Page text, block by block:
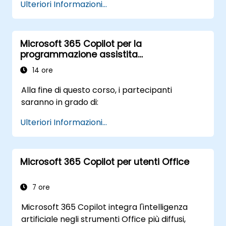
informazioni agli assistenti basati su AI.
Ulteriori Informazioni...
Microsoft 365 Copilot per la
programmazione assistita
dall’intelligenza artificiale
14 ore
Alla fine di questo corso, i partecipanti
saranno in grado di:
Ulteriori Informazioni...
Microsoft 365 Copilot per utenti Office
7 ore
Microsoft 365 Copilot integra l'intelligenza
artificiale negli strumenti Office più diffusi,